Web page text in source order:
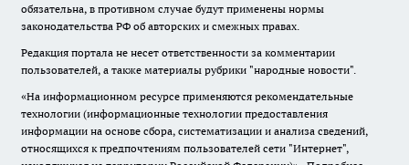
обязательна, в противном случае будут применены нормы
законодательства РФ об авторских и смежных правах.
Редакция портала не несет ответственности за комментарии
пользователей, а также материалы рубрики "народные новости".
«На информационном ресурсе применяются рекомендательные
технологии (информационные технологии предоставления
информации на основе сбора, систематизации и анализа сведений,
относящихся к предпочтениям пользователей сети "Интернет",